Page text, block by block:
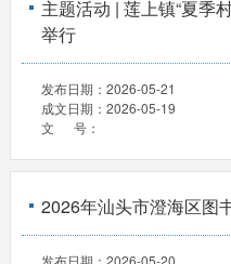
主题活动 | 莲上镇“夏季
举行
发布日期： 2026-05-21
成文日期： 2026-05-19
文 号：
2026年汕头市澄海区图